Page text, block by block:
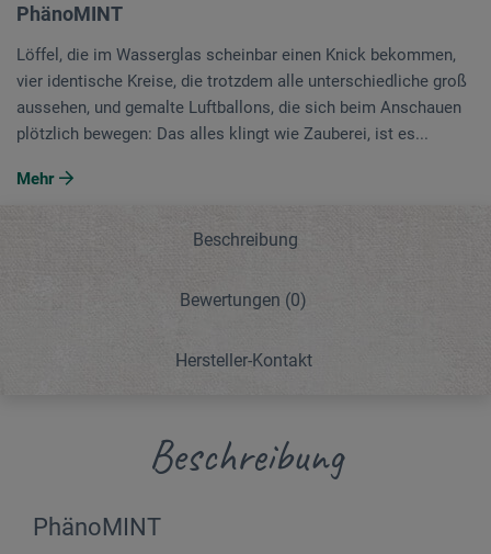
PhänoMINT
Löffel, die im Wasserglas scheinbar einen Knick bekommen,
vier identische Kreise, die trotzdem alle unterschiedliche groß
aussehen, und gemalte Luftballons, die sich beim Anschauen
plötzlich bewegen: Das alles klingt wie Zauberei, ist es...
Mehr
Beschreibung
Bewertungen (0)
Hersteller-Kontakt
Beschreibung
PhänoMINT